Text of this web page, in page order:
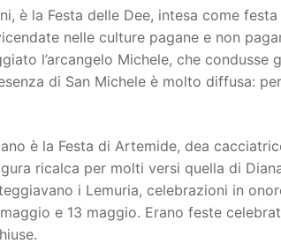
è la Festa delle Dee, intesa come
nelle culture pagane e non
l’arcangelo Michele, che
di San Michele è molto diffusa:
è la Festa di Artemide, dea
ricalca per molti versi quella di
i Lemuria, celebrazioni in
e 13 maggio. Erano feste